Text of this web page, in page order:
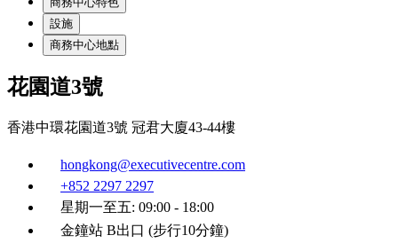
設施
商務中心地點
花園道3號
香港中環花園道3號 冠君大廈43-44樓
hongkong@executivecentre.com
+852 2297 2297
星期一至五: 09:00 - 18:00
金鐘站 B出口 (步行10分鐘)